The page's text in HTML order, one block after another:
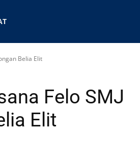
Belia Elit
Felo SMJ
Elit